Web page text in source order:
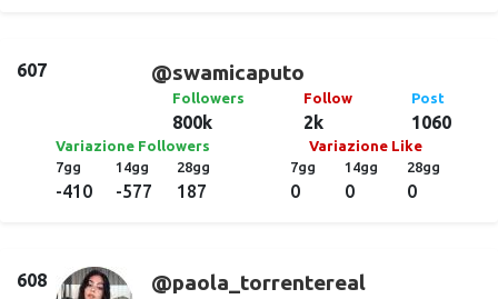
607 @swamicaputo
Followers
800k
Follow
2k
Post
1060
Variazione Followers
7gg
-410
14gg
-577
28gg
187
Variazione Like
7gg
0
14gg
0
28gg
0
608 @paola_torrentereal